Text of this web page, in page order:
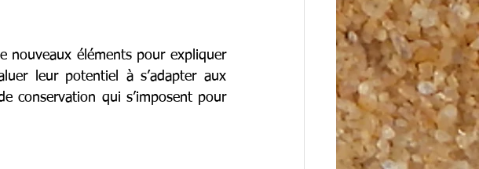
nouveaux éléments pour expliquer
leur potentiel à s’adapter aux
conservation qui s’imposent pour